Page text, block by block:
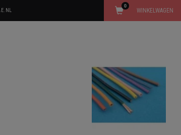
WINKELWAGEN
0